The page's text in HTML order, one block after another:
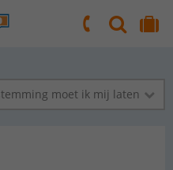
ZOEKENNAAR 'MIJN REIS' OMGEVING
moet ik mij laten